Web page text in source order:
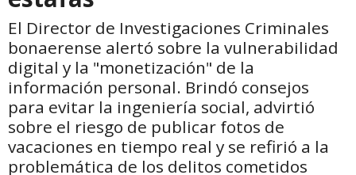
El Director de Investigaciones Criminales
bonaerense alertó sobre la vulnerabilidad
digital y la "monetización" de la
información personal. Brindó consejos
para evitar la ingeniería social, advirtió
sobre el riesgo de publicar fotos de
vacaciones en tiempo real y se refirió a la
problemática de los delitos cometidos